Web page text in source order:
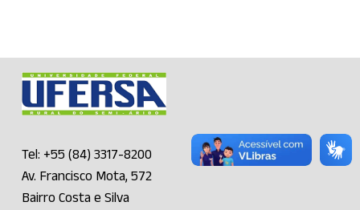
Tel: +55 (84) 3317-8200
Av. Francisco Mota, 572
Bairro Costa e Silva